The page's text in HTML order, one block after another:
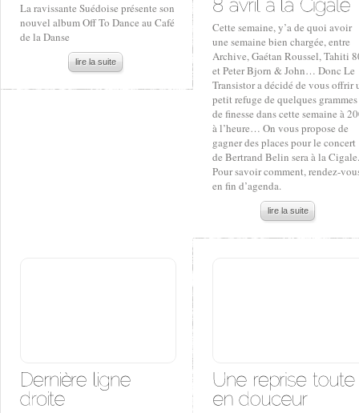
La ravissante Suédoise présente son
nouvel album Off To Dance au Café
de la Danse
lire la suite
Cette semaine, y’a de quoi avoir
une semaine bien chargée, entre
Archive, Gaétan Roussel, Tahiti
et Peter Bjorn & John… Donc Le
Transistor a décidé de vous offrir
petit refuge de quelques grammes
de finesse dans cette semaine à
à l’heure… On vous propose de
gagner des places pour le concert
de Bertrand Belin sera à la Cigale.
Pour savoir comment, rendez-
en fin d’agenda.
lire la suite